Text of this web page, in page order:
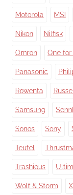
Motorola MSI
Nikon Nilfisk
Omron One for
Panasonic
Rowenta
Samsung
Sonos Sony
Teufel
Trashious
Wolf & Storm